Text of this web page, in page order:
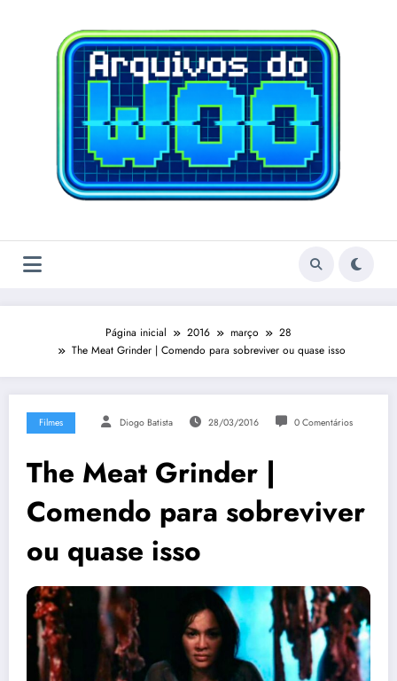
Página inicial 2016 março
28
The Meat Grinder | Comendo para sobreviver ou quase isso
Filmes Diogo Batista 28/03/2016 0 Comentários
The Meat Grinder |
Comendo para sobreviver
ou quase isso